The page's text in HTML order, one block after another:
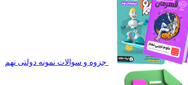
جزوه و سوالات نمونه دولتی نهم